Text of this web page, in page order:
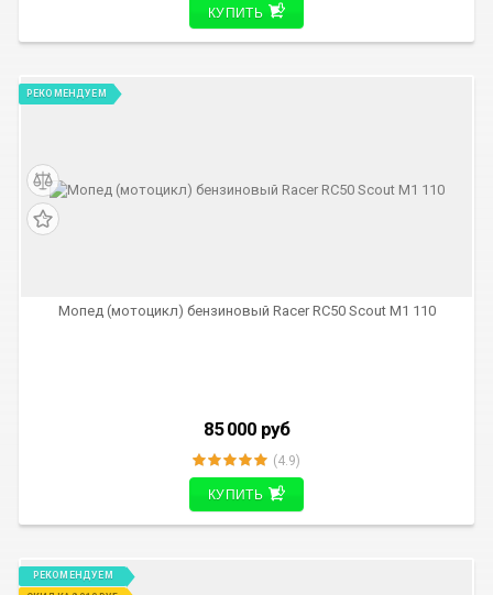
КУПИТЬ
РЕКОМЕНДУЕМ
Мопед (мотоцикл) бензиновый Racer RC50 Scout M1 110
85 000 руб
(4.9)
КУПИТЬ